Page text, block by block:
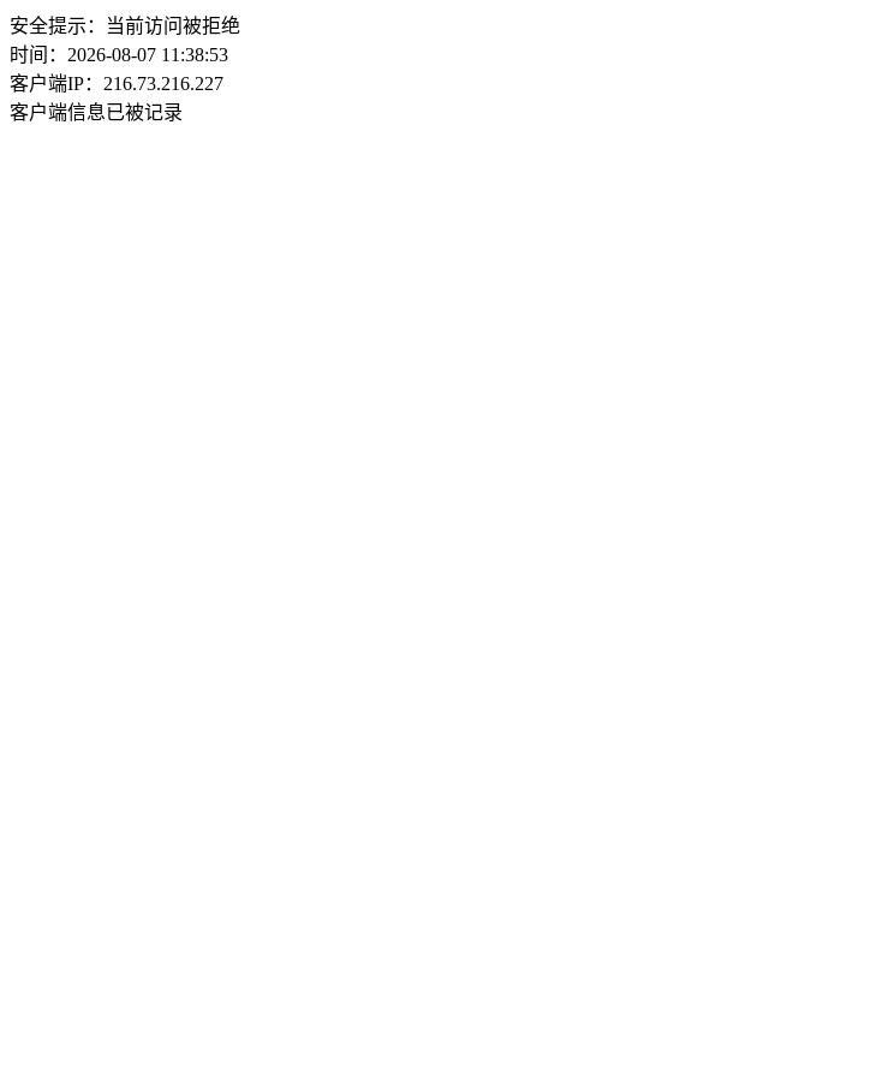
安全提示：当前访问被拒绝
时间：2026-08-07 11:38:53
客户端IP：216.73.216.227
客户端信息已被记录